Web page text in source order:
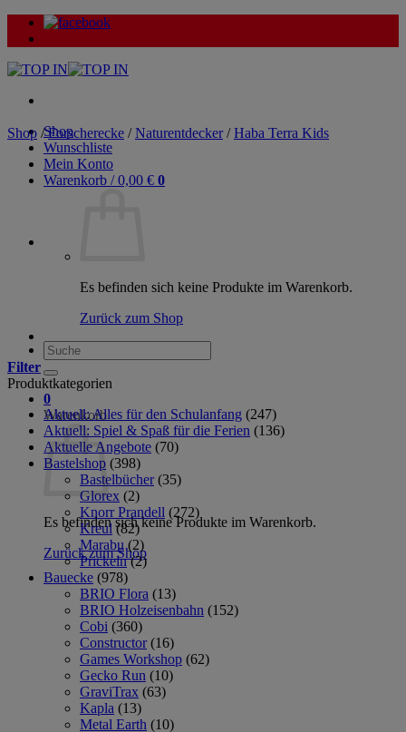
Zum
Inhalt
Shop
Wunschliste
Mein Konto
Warenkorb /0,00 € 0
Es befinden sich keine Produkte im Warenkorb.
Zurück zum Shop
Suche
nach:
0
Warenkorb
Es befinden sich keine Produkte im Warenkorb.
Zurück zum Shop
Shop / Forscherecke / Naturentdecker / Haba Terra Kids
Filter
Produktkategorien
Aktuell: Alles für den Schulanfang (247)
Aktuell: Spiel & Spaß für die Ferien (136)
Aktuelle Angebote (70)
Bastelshop (398)
Bastelbücher (35)
Glorex (2)
Knorr Prandell (272)
Kreul (82)
Marabu (2)
Prickeln (2)
Bauecke (978)
BRIO Flora (13)
BRIO Holzeisenbahn (152)
Cobi (360)
Constructor (16)
Games Workshop (62)
Gecko Run (10)
GraviTrax (63)
Kapla (13)
Metal Earth (10)